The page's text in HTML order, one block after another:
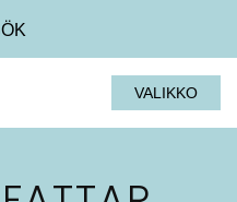
VALIKKO